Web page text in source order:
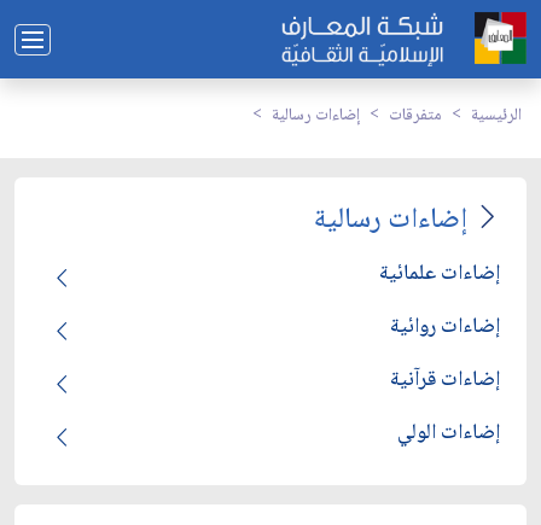
الرئيسية متفرقات إضاءات رسالية
إضاءات رسالية
إضاءات علمائية
إضاءات روائية
إضاءات قرآنية
إضاءات الولي